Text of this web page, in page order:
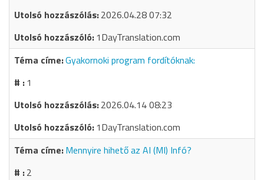
2026.04.28 07:32
1DayTranslation.com
Gyakornoki program fordítóknak:
1
2026.04.14 08:23
1DayTranslation.com
Mennyire hihető az AI (MI) Infó?
2